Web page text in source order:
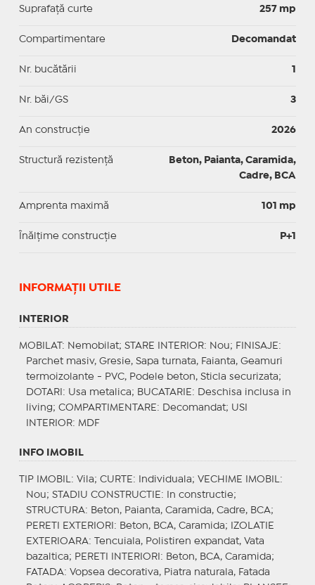
Suprafaţă curte 257 mp
Compartimentare Decomandat
Nr. bucătării 1
Nr. băi/GS 3
An construcție 2026
Structură rezistență
Beton, Paianta, Caramida,
Cadre, BCA
Amprenta maximă 101 mp
Înălțime construcție P+1
INFORMAŢII UTILE
INTERIOR
MOBILAT : Nemobilat; STARE INTERIOR: Nou; FINISAJE :
Parchet masiv, Gresie, Sapa turnata, Faianta, Geamuri
termoizolante - PVC, Podele beton, Sticla securizata;
DOTARI : Usa metalica; BUCATARIE : Deschisa inclusa in
living; COMPARTIMENTARE : Decomandat; USI
INTERIOR: MDF
INFO IMOBIL
TIP IMOBIL : Vila; CURTE : Individuala; VECHIME IMOBIL :
Nou; STADIU CONSTRUCTIE : In constructie;
STRUCTURA: Beton, Paianta, Caramida, Cadre, BCA;
PERETI EXTERIORI : Beton, BCA, Caramida;
IZOLATIE
EXTERIOARA: Tencuiala, Polistiren expandat, Vata
bazaltica; PERETI INTERIORI : Beton, BCA, Caramida;
FATADA: Vopsea decorativa, Piatra naturala, Fatada